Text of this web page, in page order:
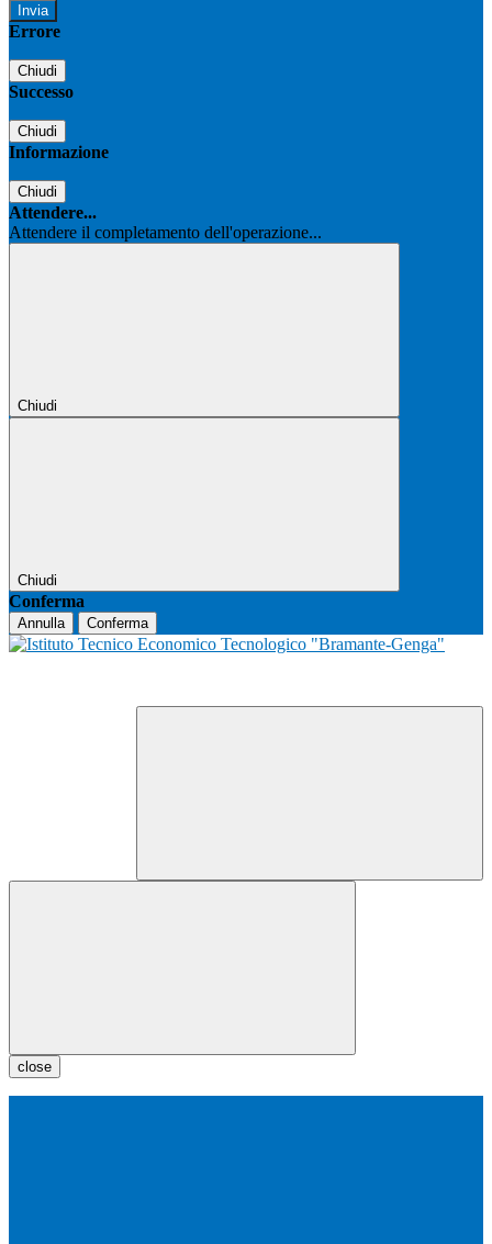
Errore
Chiudi
Successo
Chiudi
Informazione
Chiudi
Attendere...
Attendere il completamento dell'operazione...
Chiudi
Chiudi
Conferma
Annulla Conferma
close